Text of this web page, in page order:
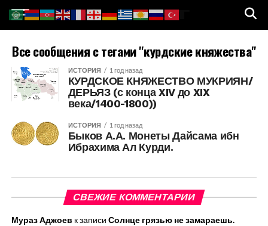
Все сообщения с тегами "курдские княжества"
ИСТОРИЯ 1 год назад
КУРДСКОЕ КНЯЖЕСТВО МУКРИЯН/
ДЕРЬЯЗ (с конца XIV до XIX
века/1400-1800))
ИСТОРИЯ 1 год назад
Быков А.А. Монеты Дайсама ибн
Ибрахима Ал Курди.
СВЕЖИЕ КОММЕНТАРИИ
Мураз Аджоев к записи Солнце грязью не замараешь.